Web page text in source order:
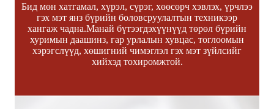
Бид мөн хатгамал, хүрэл, сүрэг, хөөсөрч хэвлэх, үрчлээ
гэх мэт янз бүрийн боловсруулалтын техникээр
хангаж чадна.Манай бүтээгдэхүүнүүд төрөл бүрийн
хуримын даашинз, гар урлалын хувцас, тоглоомын
хэрэгслүүд, хөшигний чимэглэл гэх мэт зүйлсийг
хийхэд тохиромжтой.